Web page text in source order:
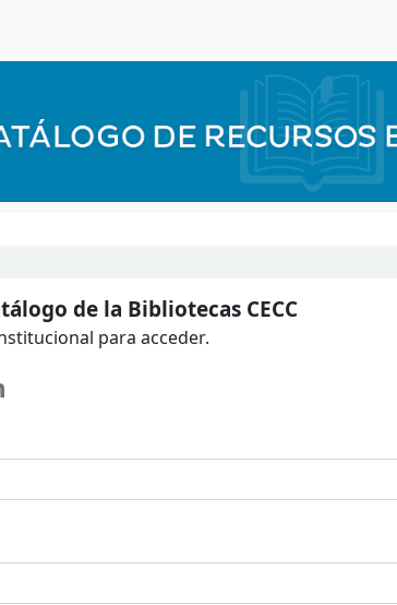
de la Bibliotecas CECC
para acceder.